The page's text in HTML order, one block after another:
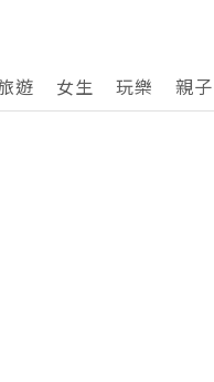
遊 女生 玩樂 親子